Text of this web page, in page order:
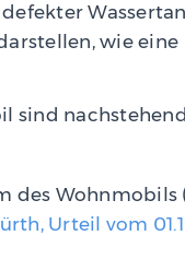
wie eine
sind nachstehend
des Wohnmobils
Urteil vom